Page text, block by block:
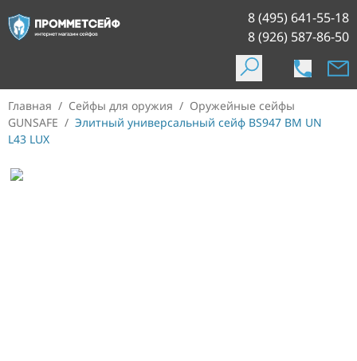
8 (495) 641-55-18
8 (926) 587-86-50
Главная / Сейфы для оружия / Оружейные сейфы
GUNSAFE / Элитный универсальный сейф BS947 BM UN
L43 LUX